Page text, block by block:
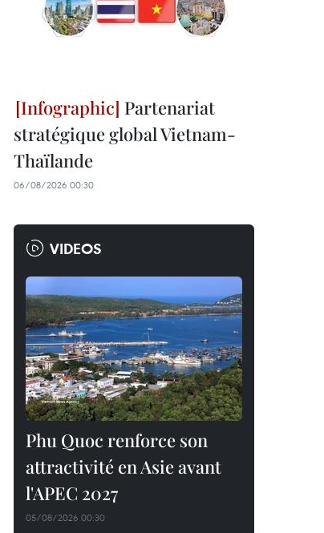
Partenariat
stratégique global Vietnam-
Thaïlande
06/08/2026 00:30
VIDEOS
Phu Quoc renforce son
attractivité en Asie avant
l'APEC 2027
05/08/2026 00:30